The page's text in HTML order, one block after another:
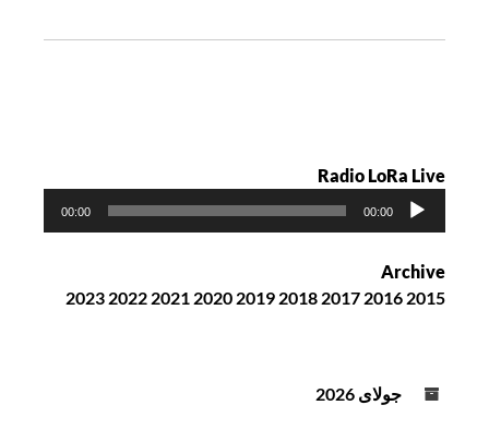
ت
Radio LoRa Live
ک
ن
ه
00:00
00:00
Archive
2015
2016
2017
2018
2019
2020
2021
2022
2023
جولای 2026